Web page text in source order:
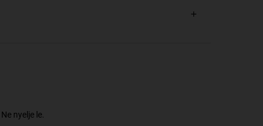
nyelje le.